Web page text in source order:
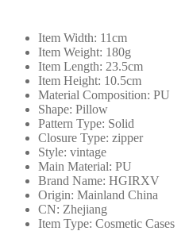
Item Width: 11cm
Item Weight: 180g
Item Length: 23.5cm
Item Height: 10.5cm
Material Composition: PU
Shape: Pillow
Pattern Type: Solid
Closure Type: zipper
Style: vintage
Main Material: PU
Brand Name: HGIRXV
Origin: Mainland China
CN: Zhejiang
Item Type: Cosmetic Cases